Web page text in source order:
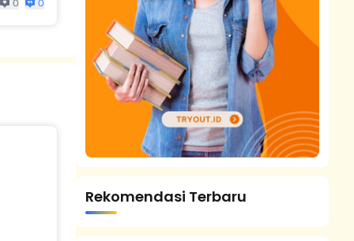
0 0
Rekomendasi Terbaru